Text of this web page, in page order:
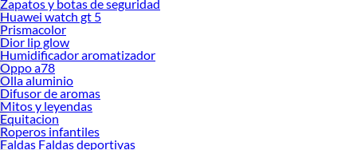
Zapatos y botas de seguridad
Huawei watch gt 5
Prismacolor
Dior lip glow
Humidificador aromatizador
Oppo a78
Olla aluminio
Difusor de aromas
Mitos y leyendas
Equitacion
Roperos infantiles
Faldas Faldas deportivas